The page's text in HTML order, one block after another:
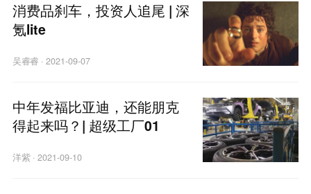
消费品刹车，投资人追尾 | 深
氪lite
吴睿睿 ·2021-09-07
中年发福比亚迪，还能朋克
得起来吗？| 超级工厂01
洋紫· 2021-09-10